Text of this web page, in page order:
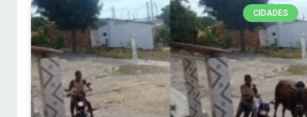
CIDADES